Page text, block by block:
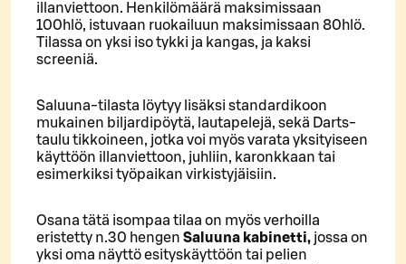
illanviettoon. Henkilömäärä maksimissaan
100hlö, istuvaan ruokailuun maksimissaan 80hlö.
Tilassa on yksi iso tykki ja kangas, ja kaksi
screeniä.
Saluuna-tilasta löytyy lisäksi standardikoon
mukainen biljardipöytä, lautapelejä, sekä Darts-
taulu tikkoineen, jotka voi myös varata yksityiseen
käyttöön illanviettoon, juhliin, karonkkaan tai
esimerkiksi työpaikan virkistyjäisiin.
Osana tätä isompaa tilaa on myös verhoilla
eristetty n.30 hengen Saluuna kabinetti, jossa on
yksi oma näyttö esityskäyttöön tai pelien